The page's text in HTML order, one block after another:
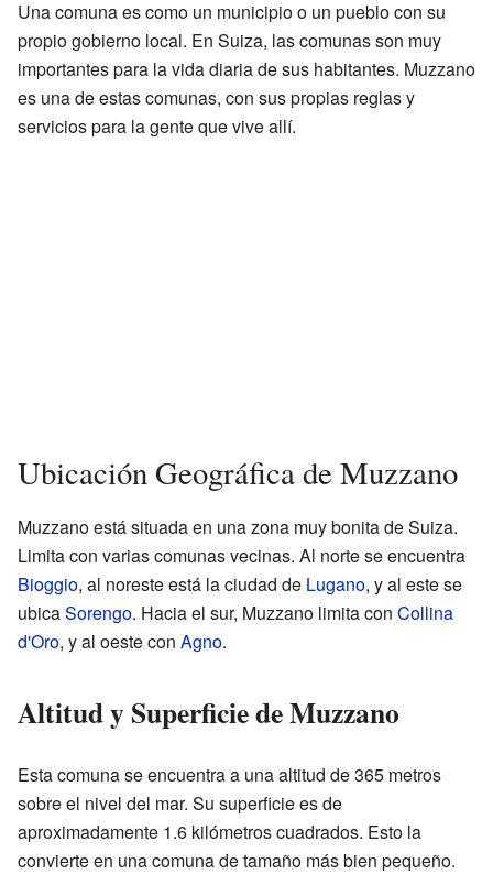
Una comuna es como un municipio o un pueblo con su
propio gobierno local. En Suiza, las comunas son muy
importantes para la vida diaria de sus habitantes. Muzzano
es una de estas comunas, con sus propias reglas y
servicios para la gente que vive allí.
Ubicación Geográfica de Muzzano
Muzzano está situada en una zona muy bonita de Suiza.
Limita con varias comunas vecinas. Al norte se encuentra
Bioggio, al noreste está la ciudad de Lugano, y al este se
ubicaSorengo. Hacia el sur, Muzzano limita con Collina
d'Oro, y al oeste con Agno.
Altitud y Superficie de Muzzano
Esta comuna se encuentra a una altitud de 365 metros
sobre el nivel del mar. Su superficie es de
aproximadamente 1.6 kilómetros cuadrados. Esto la
convierte en una comuna de tamaño más bien pequeño.